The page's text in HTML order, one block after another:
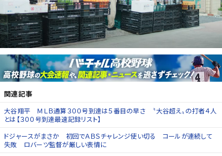
関連記事
大谷翔平 ＭＬＢ通算３００号到達は５番目の早さ 〝大谷超え〟の打者４人
とは【３００号到達最速記録リスト】
ドジャースがまさか 初回でＡＢＳチャレンジ使い切る コールが連続して
失敗 ロバーツ監督が厳しい表情に